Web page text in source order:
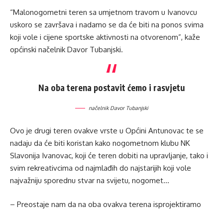
“Malonogometni teren sa umjetnom travom u Ivanovcu
uskoro se završava i nadamo se da će biti na ponos svima
koji vole i cijene sportske aktivnosti na otvorenom”, kaže
općinski načelnik Davor Tubanjski.
Na oba terena postavit ćemo i rasvjetu
načelnik Davor Tubanjski
Ovo je drugi teren ovakve vrste u Općini Antunovac te se
nadaju da će biti koristan kako nogometnom klubu NK
Slavonija Ivanovac, koji će teren dobiti na upravljanje, tako i
svim rekreativcima od najmlađih do najstarijih koji vole
najvažniju sporednu stvar na svijetu, nogomet…
– Preostaje nam da na oba ovakva terena isprojektiramo